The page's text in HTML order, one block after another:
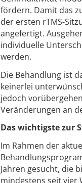
fördern. Damit das
der ersten rTMS-
angefertigt.
individuelle
werden.
Die Behandlung ist
keinerlei
jedoch
Veränderungen an
Das wichtigste zur
Im Rahmen der
Jahren gesucht, die
mindestens seit vier